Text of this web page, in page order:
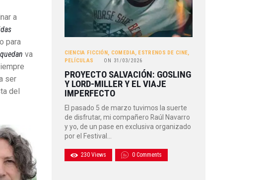
a
para
va
ser
del
CIENCIA FICCIÓN, COMEDIA, ESTRENOS DE CINE,
PELÍCULAS
ON 31/03/2026
PROYECTO SALVACIÓN: GOSLING
Y LORD-MILLER Y EL VIAJE
IMPERFECTO
El pasado 5 de marzo tuvimos la suerte
de disfrutar, mi compañero Raúl Navarro
y yo, de un pase en exclusiva organizado
por el Festival…
230 Views 0 Comments